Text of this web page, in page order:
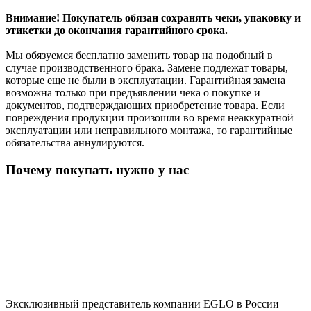
Внимание! Покупатель обязан сохранять чеки, упаковку и
этикетки до окончания гарантийного срока.
Мы обязуемся бесплатно заменить товар на подобный в
случае производственного брака. Замене подлежат товары,
которые еще не были в эксплуатации. Гарантийная замена
возможна только при предъявлении чека о покупке и
документов, подтверждающих приобретение товара. Если
повреждения продукции произошли во время неаккуратной
эксплуатации или неправильного монтажа, то гарантийные
обязательства аннулируются.
Почему покупать нужно у нас
Эксклюзивный представитель компании EGLO в России